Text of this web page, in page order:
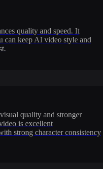
quality and speed. It
can keep AI video style and
quality and stronger
is excellent
strong character consistency